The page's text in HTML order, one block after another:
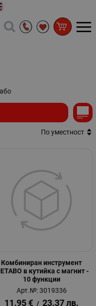
По уместност
Комбиниран инструмент
в кутийка с магнит -
10 функции
Арт.№: 3019336
11.95 € / 23.37 лв.